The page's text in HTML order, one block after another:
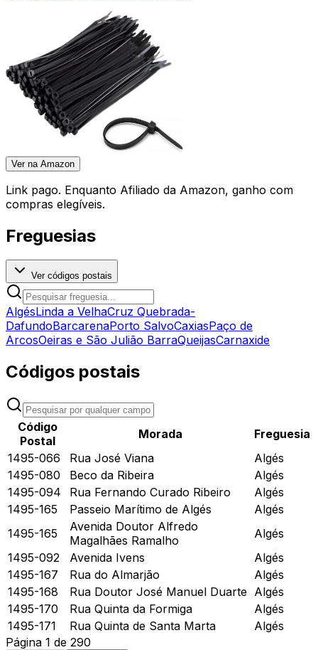
Ver na Amazon
Link pago. Enquanto Afiliado da Amazon, ganho com
compras elegíveis.
Freguesias
Ver códigos postais
AlgésLinda a VelhaCruz Quebrada-
DafundoBarcarenaPorto SalvoCaxiasPaço de
ArcosOeiras e São Julião BarraQueijasCarnaxide
Códigos postais
Código
Postal
Morada
Freguesia
1495-066
Rua José Viana
Algés
1495-080
Beco da Ribeira
Algés
1495-094
Rua Fernando Curado Ribeiro
Algés
1495-165
Passeio Marítimo de Algés
Algés
1495-165
Avenida Doutor Alfredo
Magalhães Ramalho
Algés
1495-092
Avenida Ivens
Algés
1495-167
Rua do Almarjão
Algés
1495-168
Rua Doutor José Manuel Duarte Algés
1495-170
Rua Quinta da Formiga
Algés
1495-171
Rua Quinta de Santa Marta
Algés
Página 1 de 290